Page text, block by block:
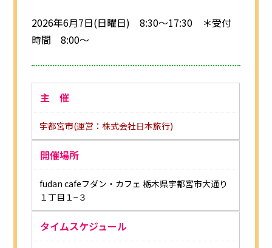
2026年6月7日(日曜日) 8:30～17:30 ＊受付
時間 8:00～
主 催
宇都宮市(運営：株式会社日本旅行)
開催場所
fudan cafeフダン・カフェ 栃木県宇都宮市大通り
１丁目１−３
タイムスケジュール